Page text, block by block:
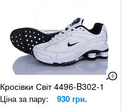
Кросівки Світ 4496-B302-1
Ціна за пару: 930 грн.